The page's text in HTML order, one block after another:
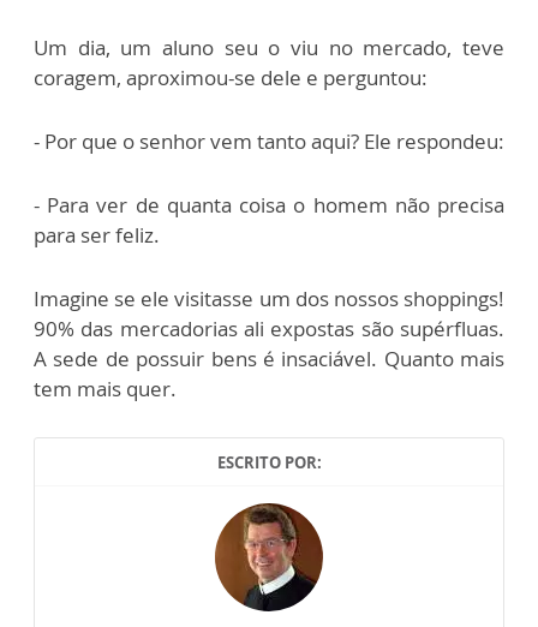
Um dia, um aluno seu o viu no mercado, teve
coragem, aproximou-se dele e perguntou:
- Por que o senhor vem tanto aqui? Ele respondeu:
- Para ver de quanta coisa o homem não precisa
para ser feliz.
Imagine se ele visitasse um dos nossos shoppings!
90% das mercadorias ali expostas são supérfluas.
A sede de possuir bens é insaciável. Quanto mais
tem mais quer.
ESCRITO POR: